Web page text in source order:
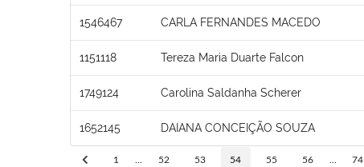
1546467 CARLA FERNANDES MACEDO
1151118 Tereza Maria Duarte Falcon
1749124 Carolina Saldanha Scherer
1652145 DAIANA CONCEIÇÃO SOUZA
1 52 53 54 55 56 74